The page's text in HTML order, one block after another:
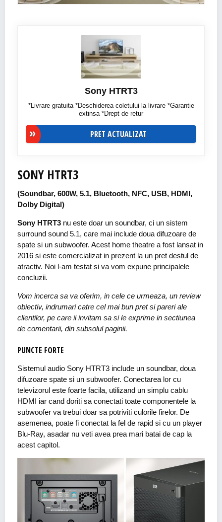
Sony HTRT3
*Livrare gratuita *Deschiderea coletului la livrare *Garantie
extinsa *Drept de retur
PRET ACTUALIZAT
SONY HTRT3
(Soundbar, 600W, 5.1, Bluetooth, NFC, USB, HDMI,
Dolby Digital)
Sony HTRT3 nu este doar un soundbar, ci un sistem
surround sound 5.1, care mai include doua difuzoare de
spate si un subwoofer. Acest home theatre a fost lansat in
2016 si este comercializat in prezent la un pret destul de
atractiv. Noi l-am testat si va vom expune principalele
concluzii.
Vom incerca sa va oferim, in cele ce urmeaza, un review
obiectiv, indrumari catre cel mai bun pret si pareri ale
clientilor, pe care ii invitam sa si le exprime in sectiunea
de comentarii, din subsolul paginii.
PUNCTE FORTE
Sistemul audio Sony HTRT3 include un soundbar, doua
difuzoare spate si un subwoofer. Conectarea lor cu
televizorul este foarte facila, utilizand un simplu cablu
HDMI iar cand doriti sa conectati toate componentele la
subwoofer va trebui doar sa potriviti culorile firelor. De
asemenea, poate fi conectat la fel de rapid si cu un player
Blu-Ray, asadar nu veti avea prea mari batai de cap la
acest capitol.